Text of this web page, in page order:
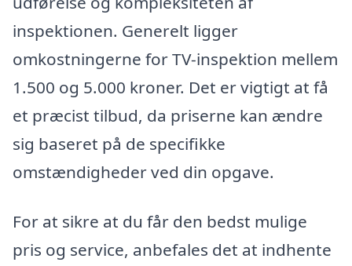
inspektionen. Generelt ligger
omkostningerne for TV-inspektion mellem
1.500 og 5.000 kroner. Det er vigtigt at få
et præcist tilbud, da priserne kan ændre
sig baseret på de specifikke
omstændigheder ved din opgave.
For at sikre at du får den bedst mulige
pris og service, anbefales det at indhente